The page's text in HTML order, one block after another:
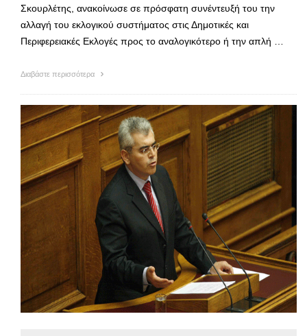
Σκουρλέτης, ανακοίνωσε σε πρόσφατη συνέντευξή του την
αλλαγή του εκλογικού συστήματος στις Δημοτικές και
Περιφερειακές Εκλογές προς το αναλογικότερο ή την απλή …
Διαβάστε περισσότερα